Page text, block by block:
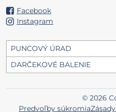
Facebook
Instagram
PUNCOVÝ ÚRAD
DARČEKOVÉ BALENIE
© 2026
Predvoľby súkromia